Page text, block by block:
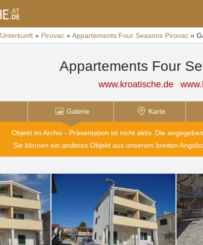
Unterkunft » Pirovac »Appartements Four Seasons Pirovac »
Appartements Four
www.kroatische.de
Galerie Karte
Objekt im Archiv - Präsentation ist nicht aktiv. Die
Sie können ein anderes Objekt aus unserem breiten